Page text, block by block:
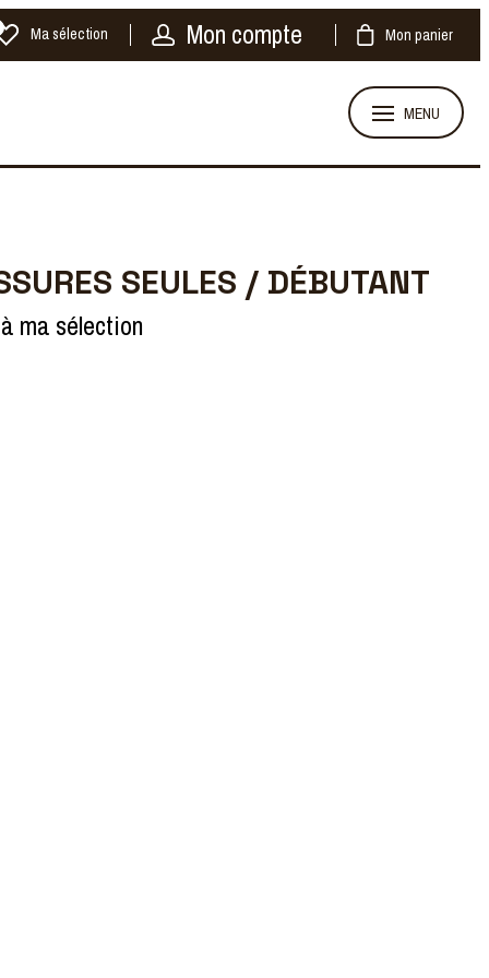
Ma sélection Mon compte Mon panier
MENU
SEULES / DÉBUTANT
ma sélection